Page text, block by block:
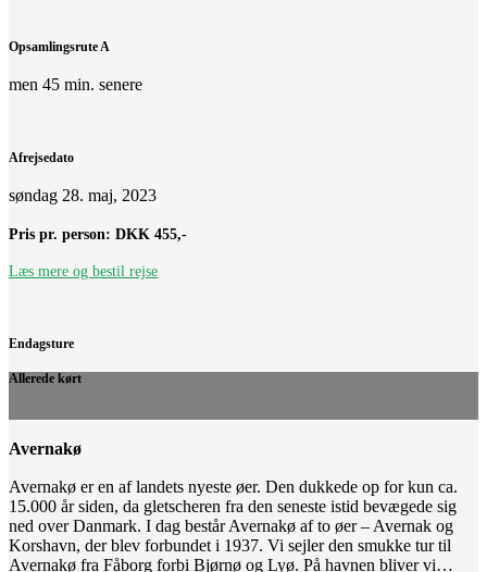
Opsamlingsrute A
men 45 min. senere
Afrejsedato
søndag 28. maj, 2023
Pris pr. person: DKK 455,-
Læs mere og bestil rejse
Endagsture
Allerede kørt
Avernakø
Avernakø er en af landets nyeste øer. Den dukkede op for kun ca.
15.000 år siden, da gletscheren fra den seneste istid bevægede sig
ned over Danmark. I dag består Avernakø af to øer – Avernak og
Korshavn, der blev forbundet i 1937. Vi sejler den smukke tur til
Avernakø fra Fåborg forbi Bjørnø og Lyø. På havnen bliver vi…